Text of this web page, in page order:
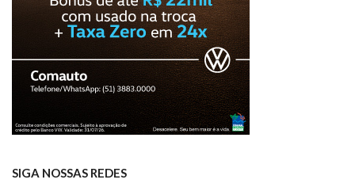
SIGA NOSSAS REDES